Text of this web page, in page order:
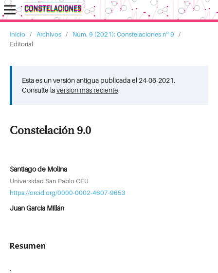
Inicio / Archivos / Núm. 9 (2021): Constelaciones nº 9
/
Editorial
Esta es un versión antigua publicada el 24-06-2021.
Consulte laversión más reciente.
Constelación 9.0
Santiago de Molina
Universidad San Pablo CEU
https://orcid.org/0000-0002-4607-9653
Juan García Millán
Resumen
.